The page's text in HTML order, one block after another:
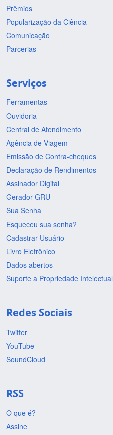
Prêmios
Popularização da Ciência
Comunicação
Parcerias
Serviços
Ferramentas
Ouvidoria
Central de Atendimento
Agência de Viagem
Emissão de Contra-cheques
Declaração de Rendimentos
Assinador Digital
Gerador GRU
Sua Senha
Esqueceu sua senha?
Cadastrar Usuário
Livro Eletrônico
Dados abertos
Suporte a Propriedade Intelectual
Redes Sociais
Twitter
YouTube
SoundCloud
RSS
O que é?
Assine